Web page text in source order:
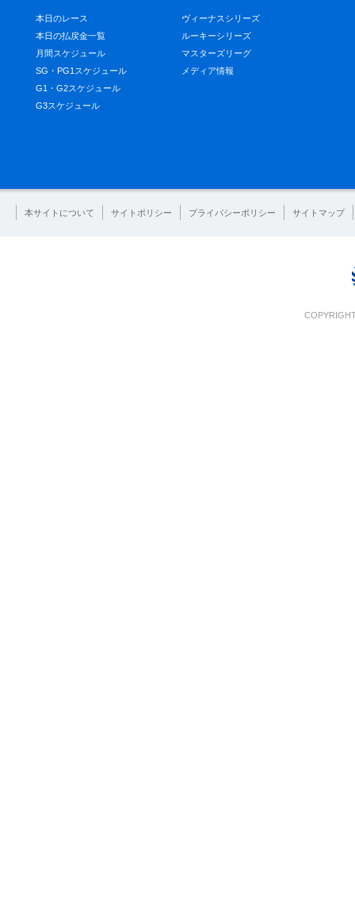
本日のレース
本日の払戻金一覧
月間スケジュール
SG・PG1スケジュール
G1・G2スケジュール
G3スケジュール
ヴィーナスシリーズ
ルーキーシリーズ
マスターズリーグ
メディア情報
本サイトについて サイトポリシー プライバシーポリシー サイトマップ